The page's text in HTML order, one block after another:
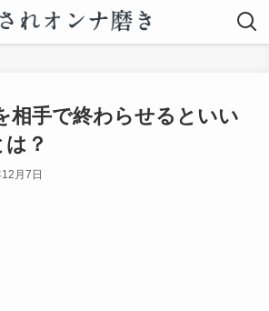
相手で終わらせるといい
？
月7日